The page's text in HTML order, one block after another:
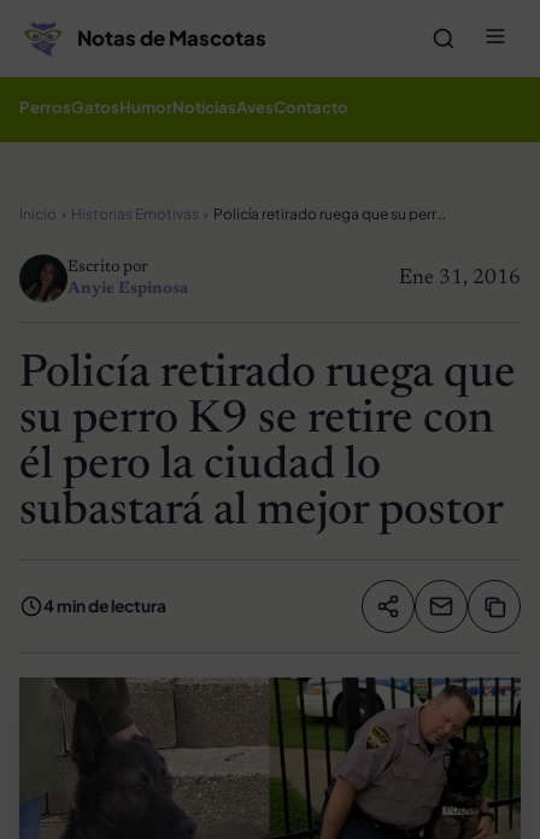
Notas de Mascotas
PerrosGatosHumorNoticiasAvesContacto
Inicio Historias Emotivas Policía retirado ruega que su perro K9 se retire con él pero la ciudad lo subastará al mejor postor
Ene 31, 2016
Escrito por
Anyie Espinosa
Policía retirado ruega que
su perro K9 se retire con
él pero la ciudad lo
subastará al mejor postor
4 min de lectura Compartir